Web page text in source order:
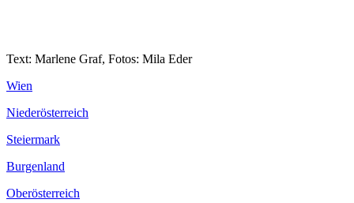
Text: Marlene Graf, Fotos: Mila Eder
Wien
Niederösterreich
Steiermark
Burgenland
Oberösterreich